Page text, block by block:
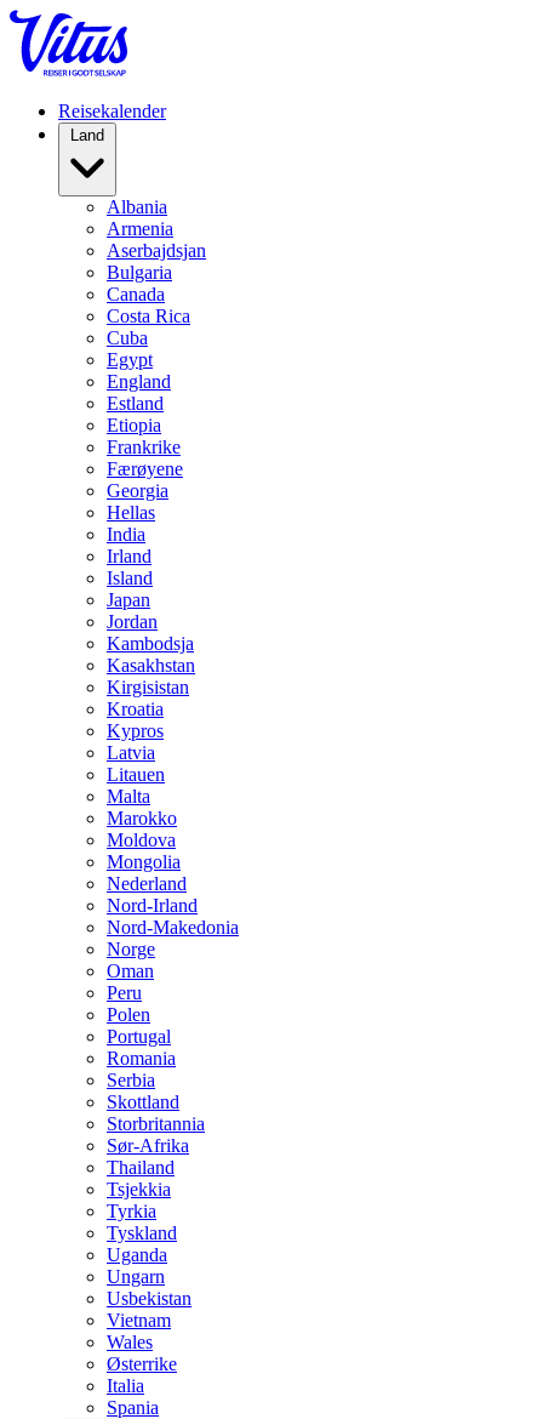
Reisekalender
Albania
Armenia
Aserbajdsjan
Bulgaria
Canada
Costa Rica
Cuba
Egypt
England
Estland
Etiopia
Frankrike
Færøyene
Georgia
Hellas
India
Irland
Island
Japan
Jordan
Kambodsja
Kasakhstan
Kirgisistan
Kroatia
Kypros
Latvia
Litauen
Malta
Marokko
Moldova
Mongolia
Nederland
Nord-Irland
Nord-Makedonia
Norge
Oman
Peru
Polen
Portugal
Romania
Serbia
Skottland
Storbritannia
Sør-Afrika
Thailand
Tsjekkia
Tyrkia
Tyskland
Uganda
Ungarn
Usbekistan
Vietnam
Wales
Østerrike
Italia
Spania